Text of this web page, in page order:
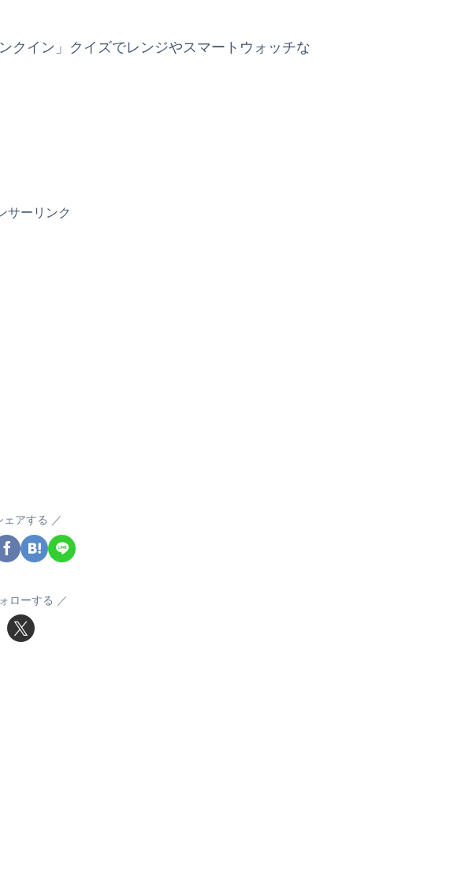
クイン」クイズでレンジやスマートウォッチな
サーリンク
ェアする
ローする